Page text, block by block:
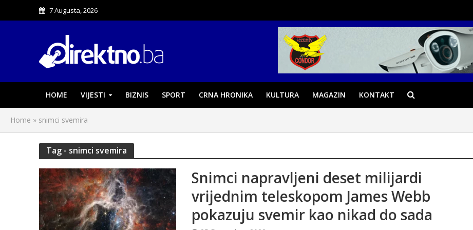
7 Augusta, 2026
HOME VIJESTI BIZNIS SPORT CRNA HRONIKA KULTURA MAGAZIN KONTAKT
Home » snimci svemira
Tag - snimci svemira
Snimci napravljeni deset milijardi
vrijednim teleskopom James Webb
pokazuju svemir kao nikad do sada